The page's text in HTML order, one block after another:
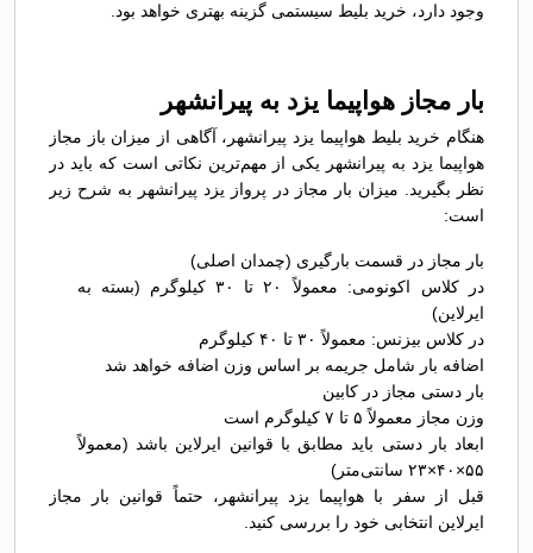
وجود دارد، خرید بلیط سیستمی گزینه بهتری خواهد بود.
بار مجاز هواپیما یزد به پیرانشهر
هنگام خرید بلیط هواپیما یزد پیرانشهر، آگاهی از میزان باز مجاز
هواپیما یزد به پیرانشهر یکی از مهم‌ترین نکاتی است که باید در
نظر بگیرید. میزان بار مجاز در پرواز یزد پیرانشهر به شرح زیر
است:
بار مجاز در قسمت بارگیری (چمدان اصلی)
در کلاس اکونومی: معمولاً ۲۰ تا ۳۰ کیلوگرم (بسته به
ایرلاین)
در کلاس بیزنس: معمولاً ۳۰ تا ۴۰ کیلوگرم
اضافه بار شامل جریمه بر اساس وزن اضافه خواهد شد
بار دستی مجاز در کابین
وزن مجاز معمولاً ۵ تا ۷ کیلوگرم است
ابعاد بار دستی باید مطابق با قوانین ایرلاین باشد (معمولاً
۵۵×۴۰×۲۳ سانتی‌متر)
قبل از سفر با هواپیما یزد پیرانشهر، حتماً قوانین بار مجاز
ایرلاین انتخابی خود را بررسی کنید.